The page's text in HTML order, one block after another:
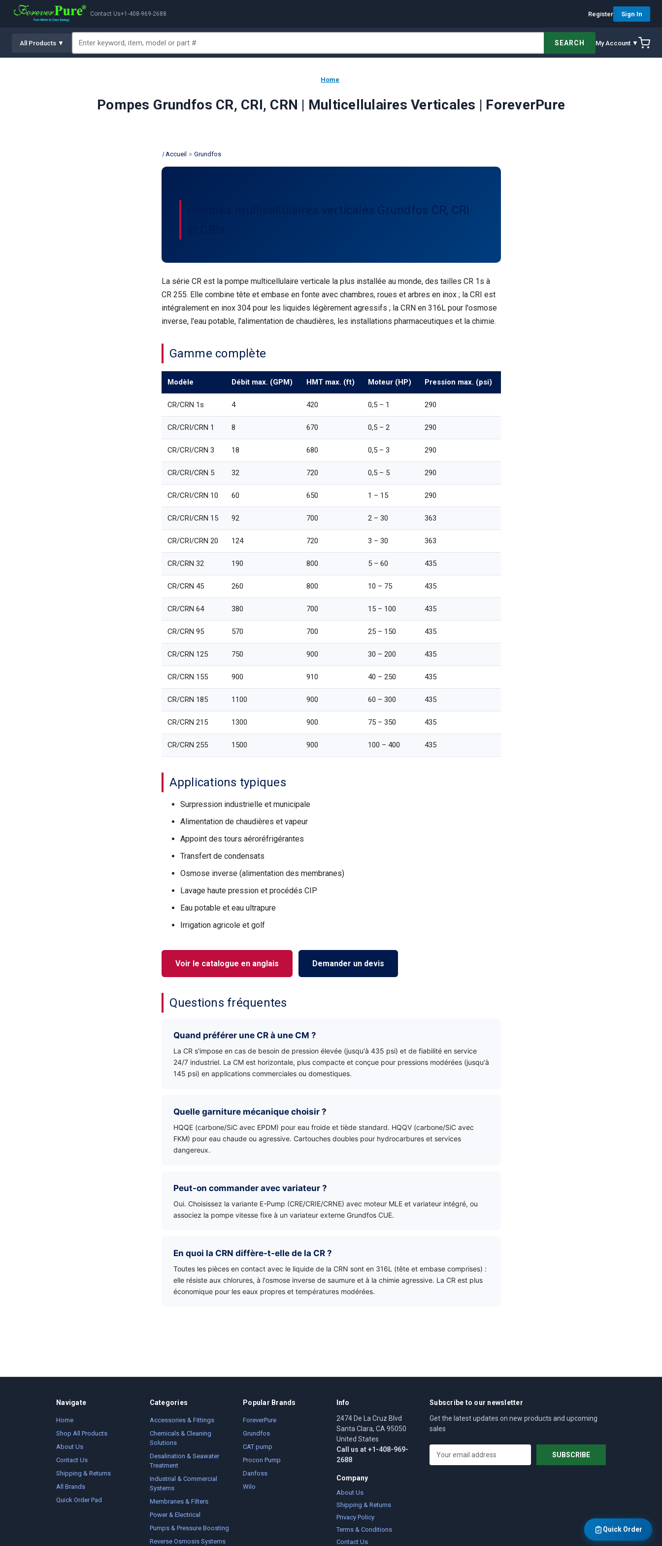
Contact Us+1-408-969-2688 Register Sign In
All Products ▼ SEARCH My Account ▼
Home
Pompes Grundfos CR, CRI, CRN | Multicellulaires Verticales | ForeverPure
Accueil » Grundfos
Pompes multicellulaires verticales Grundfos CR, CRI
La série CR est la pompe multicellulaire verticale la plus installée au monde, des tailles CR 1s à
CR 255. Elle combine tête et embase en fonte avec chambres, roues et arbres en inox ; la CRI est
intégralement en inox 304 pour les liquides légèrement agressifs ; la CRN en 316L pour l'osmose
inverse, l'eau potable, l'alimentation de chaudières, les installations pharmaceutiques et la chimie.
Gamme complète
Modèle Débit max. (GPM) HMT max. (ft) Moteur (HP) Pression max. (psi)
CR/CRN 1s 4 420 0,5 – 1 290
CR/CRI/CRN 1 8 670 0,5 – 2 290
CR/CRI/CRN 3 18 680 0,5 – 3 290
CR/CRI/CRN 5 32 720 0,5 – 5 290
CR/CRI/CRN 10 60 650 1 – 15 290
CR/CRI/CRN 15 92 700 2 – 30 363
CR/CRI/CRN 20 124 720 3 – 30 363
CR/CRN 32 190 800 5 – 60 435
CR/CRN 45 260 800 10 – 75 435
CR/CRN 64 380 700 15 – 100 435
CR/CRN 95 570 700 25 – 150 435
CR/CRN 125 750 900 30 – 200 435
CR/CRN 155 900 910 40 – 250 435
CR/CRN 185 1100 900 60 – 300 435
CR/CRN 215 1300 900 75 – 350 435
CR/CRN 255 1500 900 100 – 400 435
Applications typiques
Surpression industrielle et municipale
Alimentation de chaudières et vapeur
Appoint des tours aéroréfrigérantes
Transfert de condensats
Osmose inverse (alimentation des membranes)
Lavage haute pression et procédés CIP
Eau potable et eau ultrapure
Irrigation agricole et golf
Voir le catalogue en anglais Demander un devis
Questions fréquentes
Quand préférer une CR à une CM ?
La CR s'impose en cas de besoin de pression élevée (jusqu'à 435 psi) et de fiabilité en service
24/7 industriel. La CM est horizontale, plus compacte et conçue pour pressions modérées (jusqu'à
145 psi) en applications commerciales ou domestiques.
Quelle garniture mécanique choisir ?
HQQE (carbone/SiC avec EPDM) pour eau froide et tiède standard. HQQV (carbone/SiC avec
FKM) pour eau chaude ou agressive. Cartouches doubles pour hydrocarbures et services
dangereux.
Peut-on commander avec variateur ?
Oui. Choisissez la variante E-Pump (CRE/CRIE/CRNE) avec moteur MLE et variateur intégré, ou
associez la pompe vitesse fixe à un variateur externe Grundfos CUE.
En quoi la CRN diffère-t-elle de la CR ?
Toutes les pièces en contact avec le liquide de la CRN sont en 316L (tête et embase comprises) :
elle résiste aux chlorures, à l'osmose inverse de saumure et à la chimie agressive. La CR est plus
économique pour les eaux propres et températures modérées.
Navigate
Home
Shop All Products
About Us
Contact Us
Shipping & Returns
All Brands
Quick Order Pad
Categories
Accessories & Fittings
Chemicals & Cleaning
Solutions
Desalination & Seawater
Treatment
Industrial & Commercial
Systems
Membranes & Filters
Power & Electrical
Pumps & Pressure Boosting
Reverse Osmosis Systems
Popular Brands
ForeverPure
Grundfos
CAT pump
Procon Pump
Danfoss
Wilo
Info
2474 De La Cruz Blvd
Santa Clara, CA 95050
United States
Call us at +1-408-969-
2688
Company
About Us
Shipping & Returns
Privacy Policy
Terms & Conditions
Contact Us
Subscribe to our newsletter
Get the latest updates on new products and upcoming
sales
Quick Order